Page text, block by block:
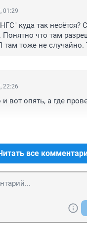
01:29
куда так несётся?
Понятно что там
там тоже не случайно.
22:26
вот опять, а где
все